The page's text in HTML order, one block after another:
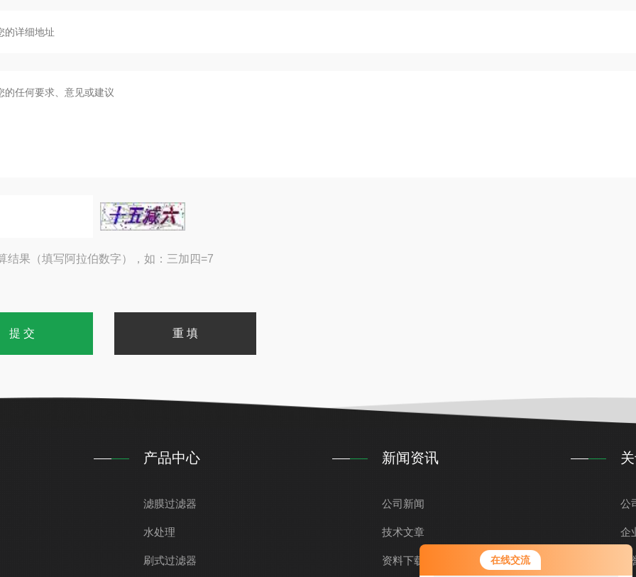
在线交流
您好！欢迎前来咨询，很高兴为您
服务，请问您要咨询什么问题呢？
结果（填写阿拉伯数字），如：三加四=7
产品中心
滤膜过滤器
水处理
刷式过滤器
新闻资讯
公司新闻
技术文章
资料下载
公
企